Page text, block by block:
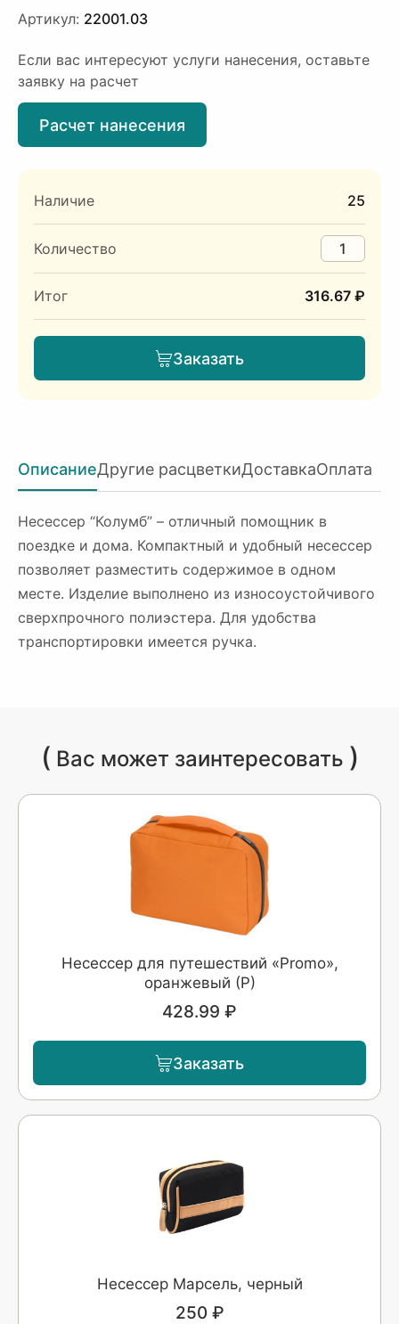
Артикул: 22001.03
Если вас интересуют услуги нанесения, оставьте
заявку на расчет
Расчет нанесения
Наличие 25
Количество
Итог 316.67 ₽
Заказать
ОписаниеДругие расцветкиДоставкаОплата
Несессер “Колумб” – отличный помощник в
поездке и дома. Компактный и удобный несессер
позволяет разместить содержимое в одном
месте. Изделие выполнено из износоустойчивого
сверхпрочного полиэстера. Для удобства
транспортировки имеется ручка.
( Вас может заинтересовать )
Несессер для путешествий «Promo»,
оранжевый (Р)
428.99 ₽
Заказать
Несессер Марсель, черный
250 ₽